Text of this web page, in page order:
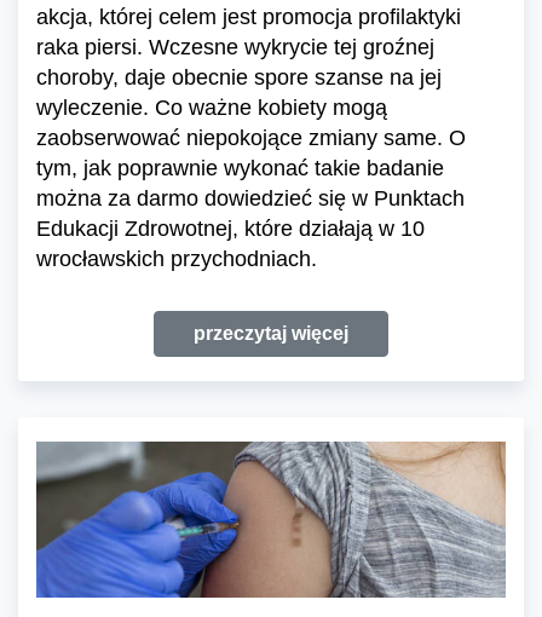
akcja, której celem jest promocja profilaktyki
raka piersi. Wczesne wykrycie tej groźnej
choroby, daje obecnie spore szanse na jej
wyleczenie. Co ważne kobiety mogą
zaobserwować niepokojące zmiany same. O
tym, jak poprawnie wykonać takie badanie
można za darmo dowiedzieć się w Punktach
Edukacji Zdrowotnej, które działają w 10
wrocławskich przychodniach.
przeczytaj więcej